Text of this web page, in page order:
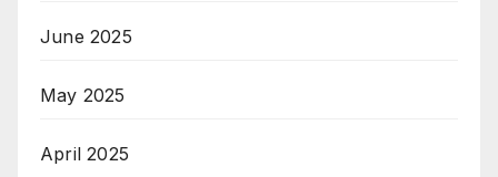
June 2025
May 2025
April 2025